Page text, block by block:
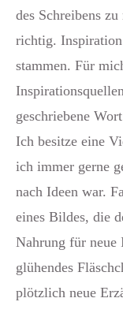
des Schreibens
richtig.
stammen. Für
geschriebene
Ich besitze eine
ich immer gerne
nach Ideen war.
eines Bildes, die
Nahrung für neue
glühendes
plötzlich neue